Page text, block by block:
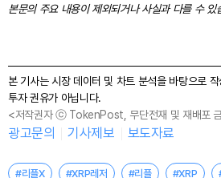
본문의 주요 내용이 제외되거나 사실과 다를 수 있
본 기사는 시장 데이터 및 차트 분석을 바탕으로
투자 권유가 아닙니다.
<저작권자 ⓒ TokenPost, 무단전재 및 재배포
광고문의 기사제보 보도자료
#리플X #XRP레저 #리플 #XRP